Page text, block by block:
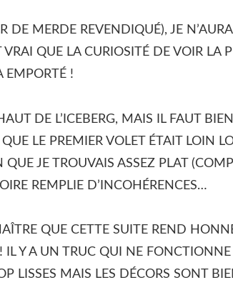
DE MERDE REVENDIQUÉ), JE
QUE LA CURIOSITÉ DE VOIR LA
EMPORTÉ !
DE L’ICEBERG, MAIS IL FAUT
QUE LE PREMIER VOLET ÉTAIT LOIN
JE TROUVAIS ASSEZ PLAT
REMPLIE D’INCOHÉRENCES…
QUE CETTE SUITE REND
IL Y A UN TRUC QUI NE FONCTIONNE
LISSES MAIS LES DÉCORS SONT